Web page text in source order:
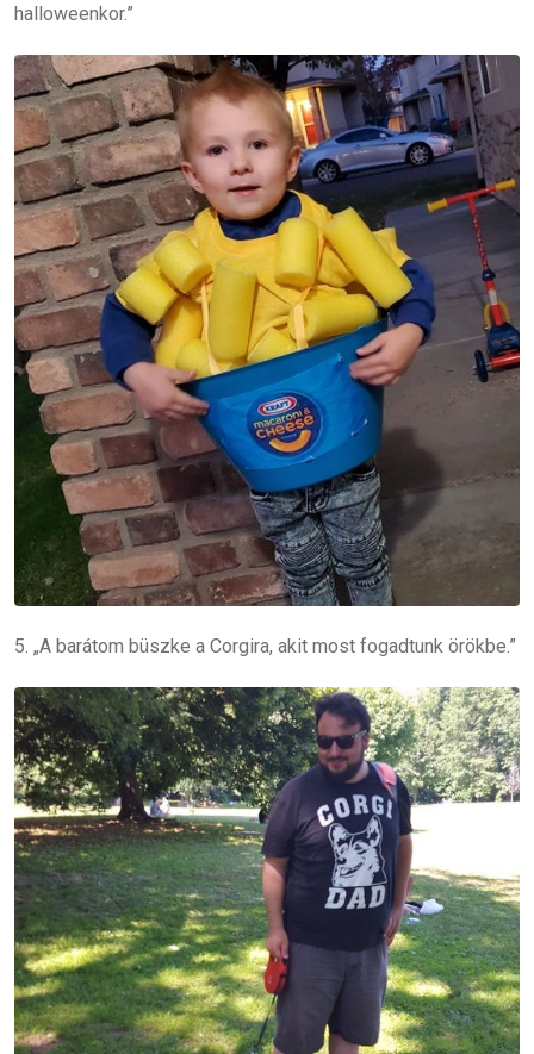
halloweenkor.”
5. „A barátom büszke a Corgira, akit most fogadtunk örökbe.”